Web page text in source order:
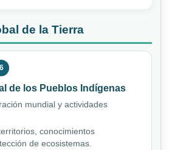
de la Tierra
de los Pueblos Indígenas
mundial y actividades
conocimientos
de ecosistemas.